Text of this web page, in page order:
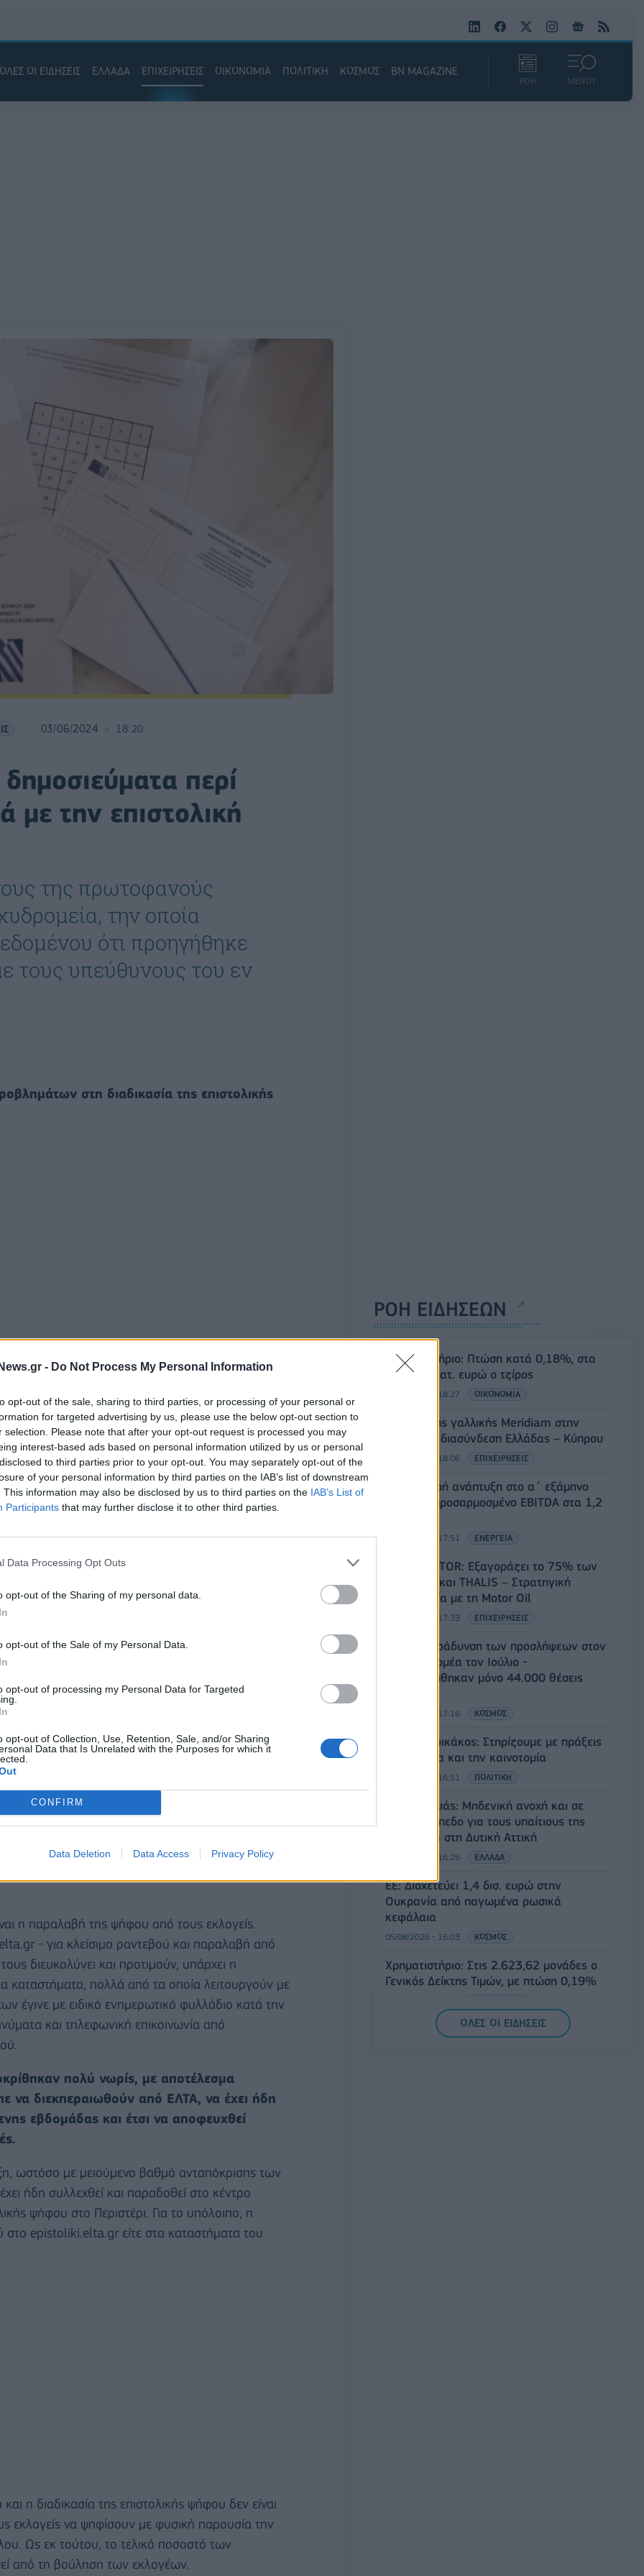
- Do Not Process My Personal Information
opt-out of the sale, sharing to third parties, or processing of your personal or
for targeted advertising by us, please use the below opt-out section to
selection. Please note that after your opt-out request is processed you may
interest-based ads based on personal information utilized by us or personal
to third parties prior to your opt-out. You may separately opt-out of the
of your personal information by third parties on the IAB’s list of downstream
This information may also be disclosed by us to third parties on the IAB’s List of
Participants that may further disclose it to other third parties.
Data Processing Opt Outs
opt-out of the Sharing of my personal data.
opt-out of the Sale of my Personal Data.
opt-out of processing my Personal Data for Targeted
opt-out of Collection, Use, Retention, Sale, and/or Sharing
Data that Is Unrelated with the Purposes for which it
CONFIRM
Data Deletion Data Access Privacy Policy
ΟΛΕΣ ΟΙ ΕΙΔΗΣΕΙΣ ΕΛΛΑΔΑ ΕΠΙΧΕΙΡΗΣΕΙΣ ΟΙΚΟΝΟΜΙΑ ΠΟΛΙΤΙΚΗ ΚΟΣΜΟΣ BN MAGAZINE
ΡΟΗ ΜΕΝΟΥ
03/06/2024 18:20
περί
με την επιστολική
της πρωτοφανούς
την οποία
ότι προηγήθηκε
τους υπεύθυνους του εν
στη διαδικασία της επιστολικής
κατηγορηματικά πρόσφατα
σήμερα- και ενημερώνουν για την ορθή
της αλήθειας.
200.000 πολίτες που εκδήλωσαν
τη διανομή εκλογικού υλικού σε
και 25.000 στο εξωτερικό).Μέχρι σήμερα, το
συνόρων. Για το μεγαλύτερο μέρος των
στη διεύθυνση που είχε δηλωθεί (η
μέχρι και 6 μηνύματα υπενθύμισης. Η
και διευρυμένο ωράριο καταστημάτων. Για το
ή δεν κατέστη δυνατή η επικοινωνία με τους
οδηγία του Υπουργείου Εσωτερικών,
τα οποία μπορεί ο ενδιαφερόμενος να
η παραλαβή της ψήφου από τους εκλογείς.
- για κλείσιμο ραντεβού και παραλαβή από
διευκολύνει και προτιμούν, υπάρχει η
καταστήματα, πολλά από τα οποία λειτουργούν με
έγινε με ειδικό ενημερωτικό φυλλάδιο κατά την
και τηλεφωνική επικοινωνία από
πολύ νωρίς, με αποτέλεσμα
διεκπεραιωθούν από ΕΛΤΑ, να έχει ήδη
εβδομάδας και έτσι να αποφευχθεί
ωστόσο με μειούμενο βαθμό ανταπόκρισης των
ήδη συλλεχθεί και παραδοθεί στο κέντρο
ψήφου στο Περιστέρι. Για το υπόλοιπο, η
στο epistoliki.elta.gr είτε στα καταστήματα του
η διαδικασία της επιστολικής ψήφου δεν είναι
εκλογείς να ψηφίσουν με φυσική παρουσία την
Ως εκ τούτου, το τελικό ποσοστό των
από τη βούληση των εκλογέων.
ΡΟΗ ΕΙΔΗΣΕΩΝ
Χρηματιστήριο: Πτώση κατά 0,18%, στα
315,71 εκατ. ευρώ ο τζίρος
05/08/2026 - 18:27 ΟΙΚΟΝΟΜΙΑ
Είσοδος της γαλλικής Meridiam στην
ηλεκτρική διασύνδεση Ελλάδας – Κύπρου
05/08/2026 - 18:06 ΕΠΙΧΕΙΡΗΣΕΙΣ
ΔΕΗ: Ισχυρή ανάπτυξη στο α΄ εξάμηνο
2026 με προσαρμοσμένο EBITDA στα 1,2
05/08/2026 - 17:51 ΕΝΕΡΓΕΙΑ
Όμιλος AKTOR: Εξαγοράζει το 75% των
ΗΛΕΚΤΩΡ και THALIS – Στρατηγική
συνεργασία με τη Motor Oil
05/08/2026 - 17:39 ΕΠΙΧΕΙΡΗΣΕΙΣ
ΗΠΑ: Επιβράδυνση των προσλήψεων στον
ιδιωτικό τομέα τον Ιούλιο -
Δημιουργήθηκαν μόνο 44.000 θέσεις
05/08/2026 - 17:16 ΚΟΣΜΟΣ
Τ. Θεοδωρικάκος: Στηρίζουμε με πράξεις
την έρευνα και την καινοτομία
05/08/2026 - 16:51 ΠΟΛΙΤΙΚΗ
Ν. Χαρδαλιάς: Μηδενική ανοχή και σε
νομικό επίπεδο για τους υπαίτιους της
πυρκαγιάς στη Δυτική Αττική
05/08/2026 - 16:26 ΕΛΛΑΔΑ
ΕΕ: Διοχετεύει 1,4 δισ. ευρώ στην
Ουκρανία από παγωμένα ρωσικά
κεφάλαια
05/08/2026 - 16:03 ΚΟΣΜΟΣ
Χρηματιστήριο: Στις 2.623,62 μονάδες ο
Γενικός Δείκτης Τιμών, με πτώση 0,19%
Συνάλλαγμα: Το ευρώ ενισχύεται κατά
ΟΛΕΣ ΟΙ ΕΙΔΗΣΕΙΣ